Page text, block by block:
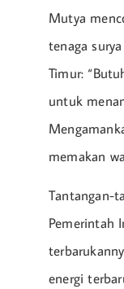
Mutya
tenaga
Timur:
untuk
memakan
Tantangan-
Pemerintah
energi